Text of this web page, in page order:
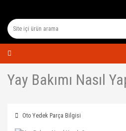
Yay Bakımı Nasıl
Oto Yedek Parça Bilgisi